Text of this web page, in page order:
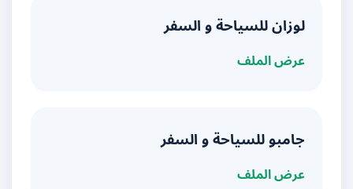
لوزان للسياحة و السفر
عرض الملف
جامبو للسياحة و السفر
عرض الملف